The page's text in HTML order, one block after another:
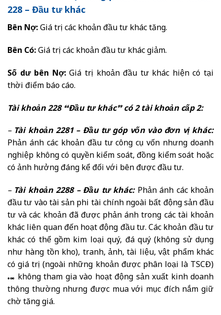
228 – Đầu tư khác
Bên Nợ:Giá trị các khoản đầu tư khác tăng.
Bên Có:Giá trị các khoản đầu tư khác giảm.
Số dư bên Nợ:Giá trị khoản đầu tư khác hiện có tại
thời điểm báo cáo.
Tài khoản 228 “Đầu tư khác” có 2 tài khoản cấp 2:
–Tài khoản 2281 – Đầu tư góp vốn vào đơn vị khác:
Phản ánh các khoản đầu tư công cụ vốn nhưng doanh
nghiệp không có quyền kiểm soát, đồng kiểm soát hoặc
có ảnh hưởng đáng kể đối với bên được đầu tư.
–Tài khoản 2288 – Đầu tư khác:Phản ánh các khoản
đầu tư vào tài sản phi tài chính ngoài bất động sản đầu
tư và các khoản đã được phản ánh trong các tài khoản
khác liên quan đến hoạt động đầu tư. Các khoản đầu tư
khác có thể gồm kim loại quý, đá quý (không sử dụng
như hàng tồn kho), tranh, ảnh, tài liệu, vật phẩm khác
có giá trị (ngoài những khoản được phân loại là TSCĐ)
… không tham gia vào hoạt động sản xuất kinh doanh
thông thường nhưng được mua với mục đích nắm giữ
chờ tăng giá.